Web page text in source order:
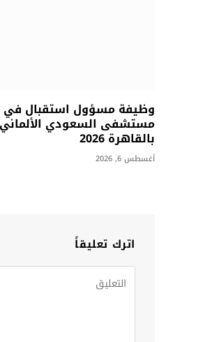
وظيفة مسؤول استقبال في
مستشفى السعودي الألماني
بالقاهرة 2026
أغسطس 6, 2026
اترك تعليقاً